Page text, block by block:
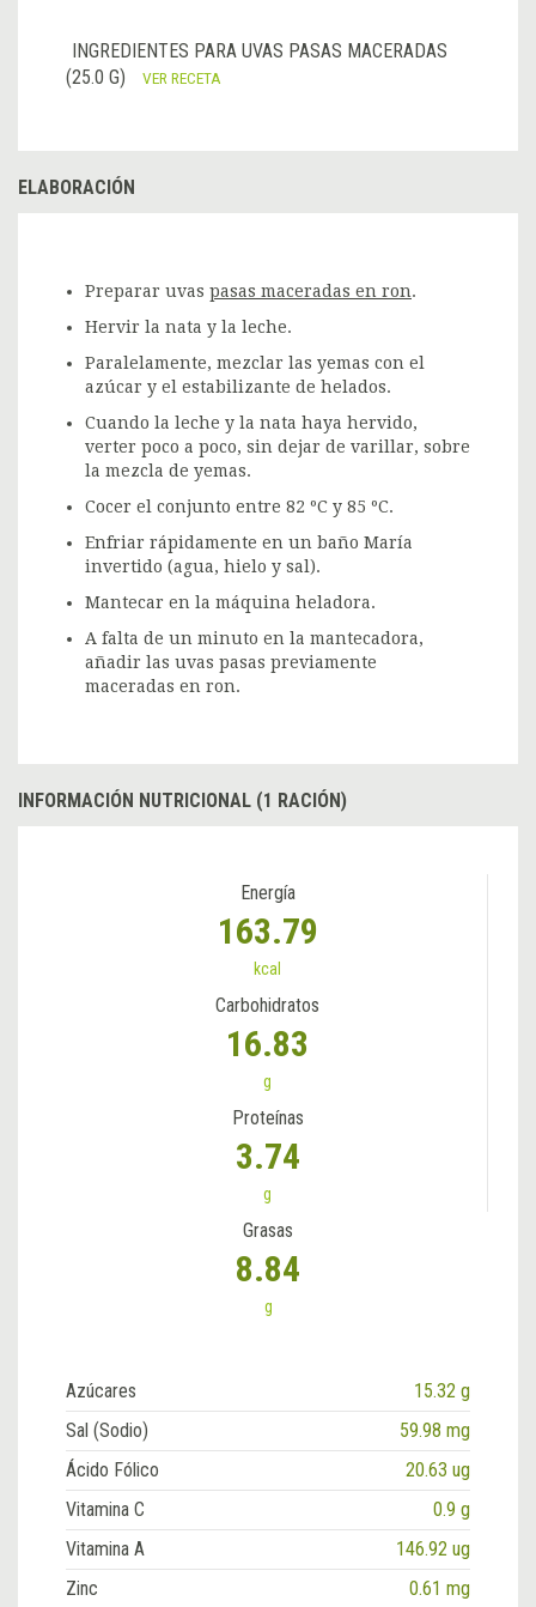
INGREDIENTES PARA UVAS PASAS MACERADAS
(25.0 G)
VER RECETA
ELABORACIÓN
Preparar uvas pasas maceradas en ron.
Hervir la nata y la leche.
Paralelamente, mezclar las yemas con el
azúcar y el estabilizante de helados.
Cuando la leche y la nata haya hervido,
verter poco a poco, sin dejar de varillar, sobre
la mezcla de yemas.
Cocer el conjunto entre 82 ºC y 85 ºC.
Enfriar rápidamente en un baño María
invertido (agua, hielo y sal).
Mantecar en la máquina heladora.
A falta de un minuto en la mantecadora,
añadir las uvas pasas previamente
maceradas en ron.
INFORMACIÓN NUTRICIONAL (1 RACIÓN)
Energía
163.79
kcal
Carbohidratos
16.83
g
Proteínas
3.74
g
Grasas
8.84
g
Azúcares
15.32 g
Sal (Sodio)
59.98 mg
Ácido Fólico
20.63 ug
Vitamina C
0.9 g
Vitamina A
146.92 ug
Zinc
0.61 mg